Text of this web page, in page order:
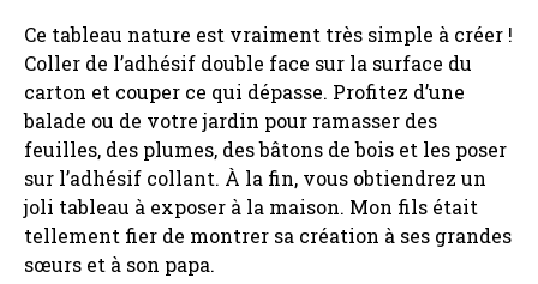
Ce tableau nature est vraiment très simple à créer !
Coller de l’adhésif double face sur la surface du
carton et couper ce qui dépasse. Profitez d’une
balade ou de votre jardin pour ramasser des
feuilles, des plumes, des bâtons de bois et les poser
sur l’adhésif collant. À la fin, vous obtiendrez un
joli tableau à exposer à la maison. Mon fils était
tellement fier de montrer sa création à ses grandes
sœurs et à son papa.